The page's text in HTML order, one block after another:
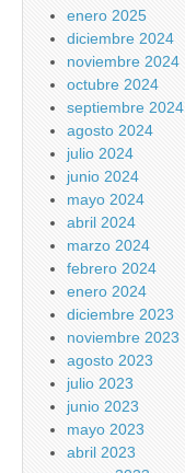
enero 2025
diciembre 2024
noviembre 2024
octubre 2024
septiembre 2024
agosto 2024
julio 2024
junio 2024
mayo 2024
abril 2024
marzo 2024
febrero 2024
enero 2024
diciembre 2023
noviembre 2023
agosto 2023
julio 2023
junio 2023
mayo 2023
abril 2023